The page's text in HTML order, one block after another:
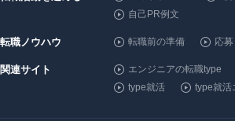
自己PR例文
転職ノウハウ 転職前の準備 応
関連サイト エンジニアの転職type
type就活
type就活